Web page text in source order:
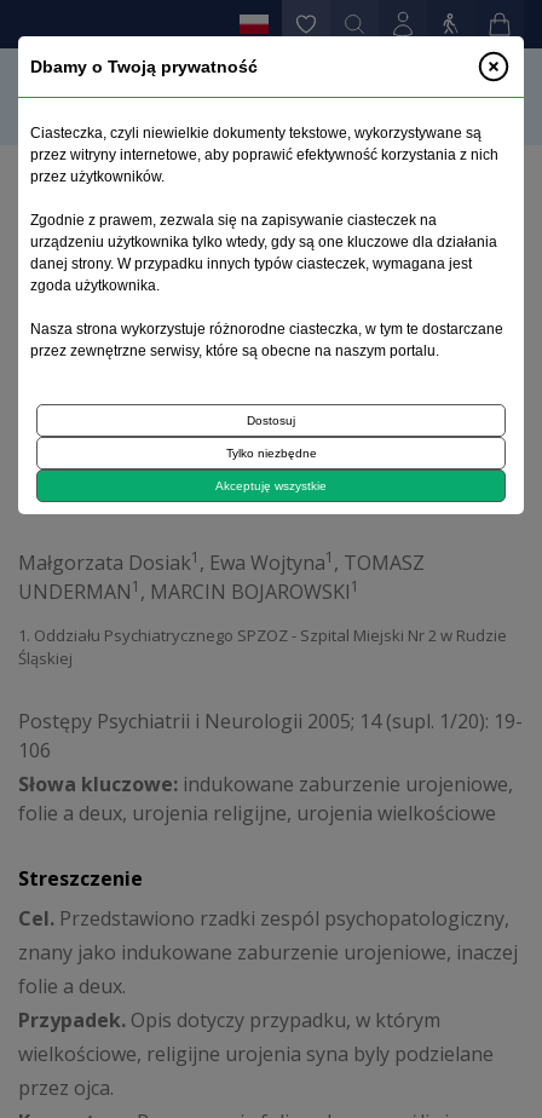
Indukowane zaburzenie urojeniowe
Archiwum 1992–2014
Indukowane zaburzenie urojeniowe
Małgorzata Dosiak1 , Ewa Wojtyna1 , TOMASZ
UNDERMAN1 , MARCIN BOJAROWSKI1
1. Oddziału Psychiatrycznego SPZOZ - Szpital Miejski Nr 2 w Rudzie
Śląskiej
Postępy Psychiatrii i Neurologii 2005; 14 (supl. 1/20): 19-
106
Słowa kluczowe: indukowane zaburzenie urojeniowe,
folie a deux, urojenia religijne, urojenia wielkościowe
Streszczenie
Cel. Przedstawiono rzadki zespól psychopatologiczny,
znany jako indukowane zaburzenie urojeniowe, inaczej
folie a deux.
Przypadek. Opis dotyczy przypadku, w którym
wielkościowe, religijne urojenia syna byly podzielane
przez ojca.
Dbamy o Twoją prywatność
Ciasteczka, czyli niewielkie dokumenty tekstowe, wykorzystywane są
przez witryny internetowe, aby poprawić efektywność korzystania z nich
przez użytkowników.
Zgodnie z prawem, zezwala się na zapisywanie ciasteczek na
urządzeniu użytkownika tylko wtedy, gdy są one kluczowe dla działania
danej strony. W przypadku innych typów ciasteczek, wymagana jest
zgoda użytkownika.
Nasza strona wykorzystuje różnorodne ciasteczka, w tym te dostarczane
przez zewnętrzne serwisy, które są obecne na naszym portalu.
Dostosuj
Tylko niezbędne
Akceptuję wszystkie